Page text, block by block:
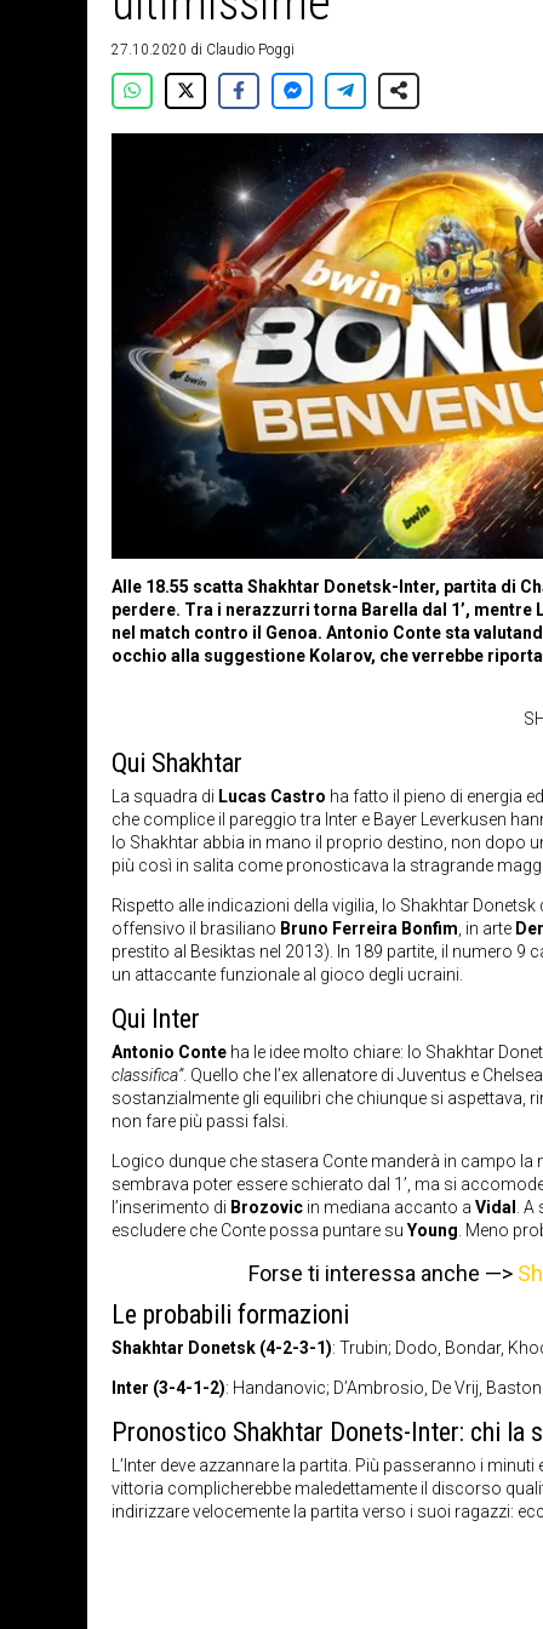
27.10.2020 di Claudio Poggi
Alle 18.55 scatta Shakhtar Donetsk-Inter, partita di
perdere. Tra i nerazzurri torna Barella dal 1’,
nel match contro il Genoa. Antonio Conte sta
occhio alla suggestione Kolarov, che verrebbe
Qui Shakhtar
La squadra di Lucas Castro ha fatto il pieno di energia
che complice il pareggio tra Inter e Bayer Leverkusen
lo Shakhtar abbia in mano il proprio destino, non dopo
più così in salita come pronosticava la stragrande
Rispetto alle indicazioni della vigilia, lo Shakhtar
offensivo il brasiliano Bruno Ferreira Bonfim , in arte
prestito al Besiktas nel 2013). In 189 partite, il numero
un attaccante funzionale al gioco degli ucraini.
Qui Inter
Antonio Conte ha le idee molto chiare: lo Shakhtar
classifica”. Quello che l’ex allenatore di Juventus e
sostanzialmente gli equilibri che chiunque si aspettava,
non fare più passi falsi.
Logico dunque che stasera Conte manderà in campo
sembrava poter essere schierato dal 1’, ma si
l’inserimento di Brozovic in mediana accanto a Vidal .
escludere che Conte possa puntare su Young . Meno
Forse ti interessa anche —>
Le probabili formazioni
Shakhtar Donetsk (4-2-3-1): Trubin; Dodo, Bondar,
Inter (3-4-1-2): Handanovic; D’Ambrosio, De Vrij,
Pronostico Shakhtar Donets-Inter: chi la
L’Inter deve azzannare la partita. Più passeranno i
vittoria complicherebbe maledettamente il discorso
indirizzare velocemente la partita verso i suoi ragazzi: